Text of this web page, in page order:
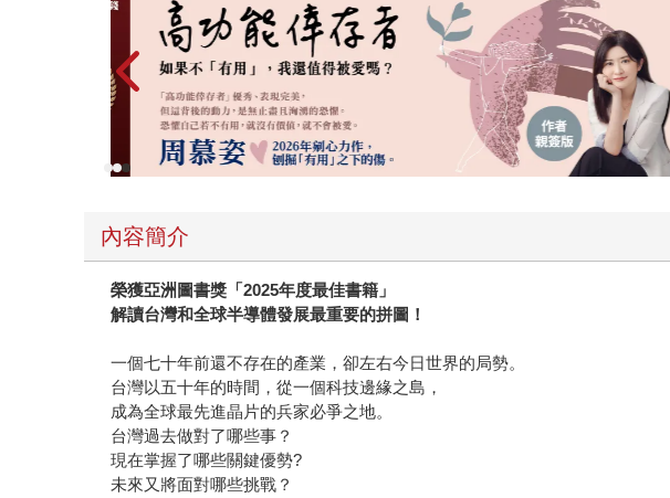
內容簡介
榮獲亞洲圖書獎「2025年度最佳書籍」
解讀台灣和全球半導體發展最重要的拼圖！
一個七十年前還不存在的產業，卻左右今日世界的局勢。
台灣以五十年的時間，從一個科技邊緣之島，
成為全球最先進晶片的兵家必爭之地。
台灣過去做對了哪些事？
現在掌握了哪些關鍵優勢?
未來又將面對哪些挑戰？